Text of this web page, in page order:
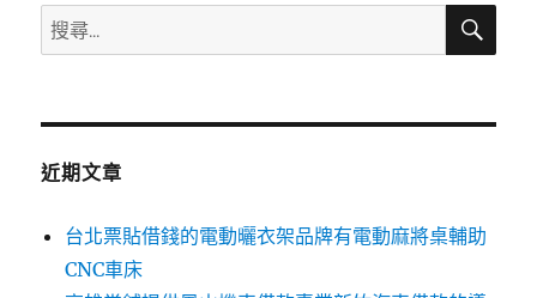
搜
尋
鍵
搜
近期文章
台北票貼借錢的電動曬衣架品牌有電動麻將桌輔助
CNC車床